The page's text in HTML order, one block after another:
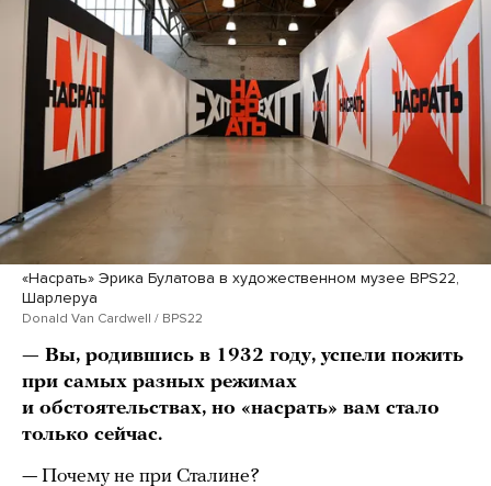
«Насрать» Эрика Булатова в художественном музее BPS22,
Шарлеруа
Donald Van Cardwell / BPS22
— Вы, родившись в 1932 году, успели пожить
при самых разных режимах
и обстоятельствах, но «насрать» вам стало
только сейчас.
— Почему не при Сталине?